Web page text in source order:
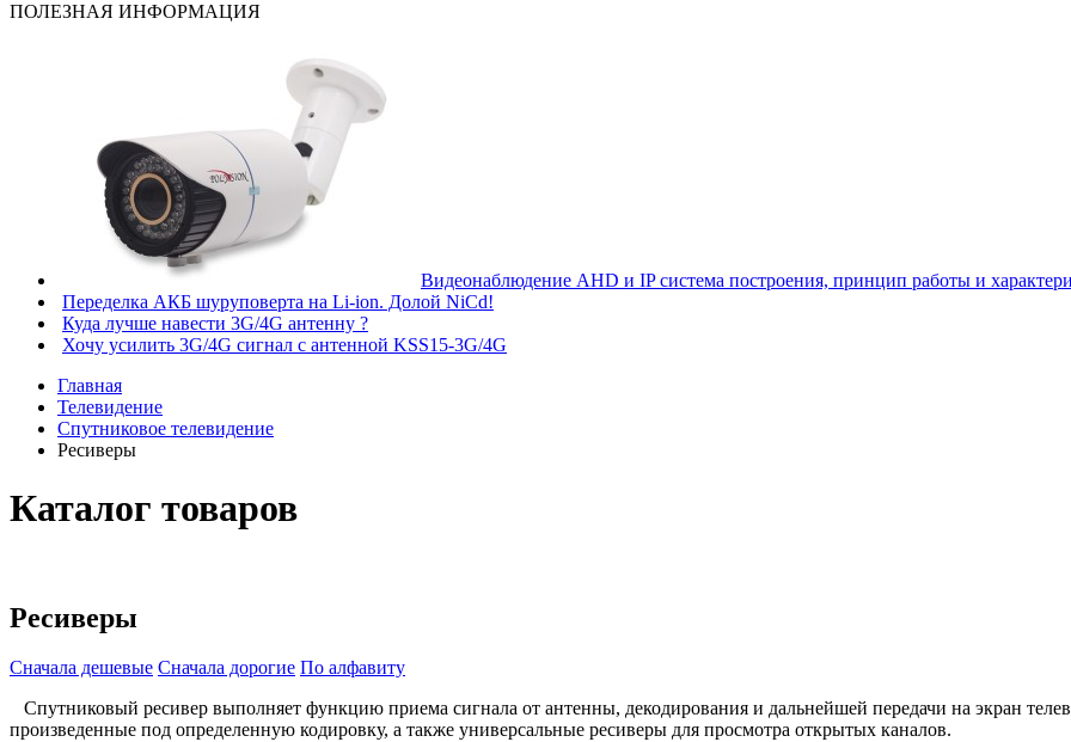
ПОЛЕЗНАЯ ИНФОРМАЦИЯ
Видеонаблюдение AHD и IP система построения, принцип работы и
Переделка АКБ шуруповерта на Li-ion. Долой NiCd!
Куда лучше навести 3G/4G антенну ?
Хочу усилить 3G/4G сигнал с антенной KSS15-3G/4G
Главная
Телевидение
Спутниковое телевидение
Ресиверы
Каталог товаров
Ресиверы
Сначала дешевые Сначала дорогие По алфавиту
Спутниковый ресивер выполняет функцию приема сигнала от антенны, декодирования и дальнейшей передачи на экран
произведенные под определенную кодировку, а также универсальные ресиверы для просмотра открытых каналов.